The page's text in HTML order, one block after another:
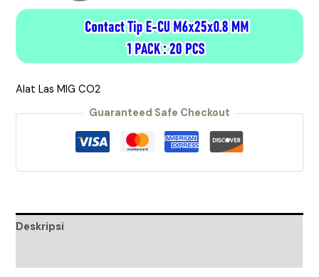
Alat Las MIG CO2
Guaranteed Safe Checkout
Deskripsi